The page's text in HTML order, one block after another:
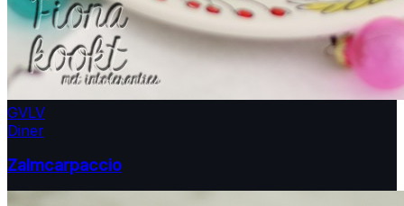
GVLV
Diner
Zalmcarpaccio